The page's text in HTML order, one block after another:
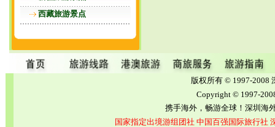
西藏旅游景点
版权所有 © 1997-2008
Copyright © 1997-
携手海外，畅游全球！深圳海
国家指定出境游组团社 中国百强国际旅行社